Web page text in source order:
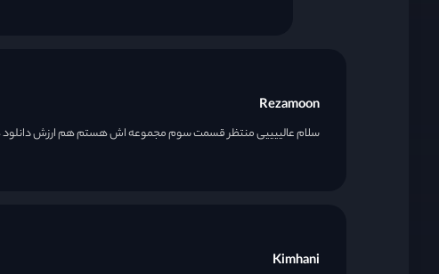
Rezamoon
سلام عالییییی منتظر قسمت سوم مجموعه اش هستم هم ارزش دانلود
Kimhani